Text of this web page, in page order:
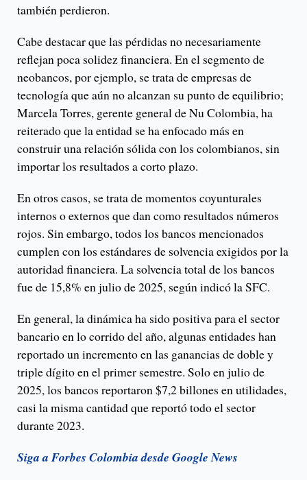
también perdieron.
Cabe destacar que las pérdidas no necesariamente
reflejan poca solidez financiera. En el segmento de
neobancos, por ejemplo, se trata de empresas de
tecnología que aún no alcanzan su punto de equilibrio;
Marcela Torres, gerente general de Nu Colombia, ha
reiterado que la entidad se ha enfocado más en
construir una relación sólida con los colombianos, sin
importar los resultados a corto plazo.
En otros casos, se trata de momentos coyunturales
internos o externos que dan como resultados números
rojos. Sin embargo, todos los bancos mencionados
cumplen con los estándares de solvencia exigidos por la
autoridad financiera. La solvencia total de los bancos
fue de 15,8% en julio de 2025, según indicó la SFC.
En general, la dinámica ha sido positiva para el sector
bancario en lo corrido del año, algunas entidades han
reportado un incremento en las ganancias de doble y
triple dígito en el primer semestre. Solo en julio de
2025, los bancos reportaron $7,2 billones en utilidades,
casi la misma cantidad que reportó todo el sector
durante 2023.
Siga a Forbes Colombia desde Google News